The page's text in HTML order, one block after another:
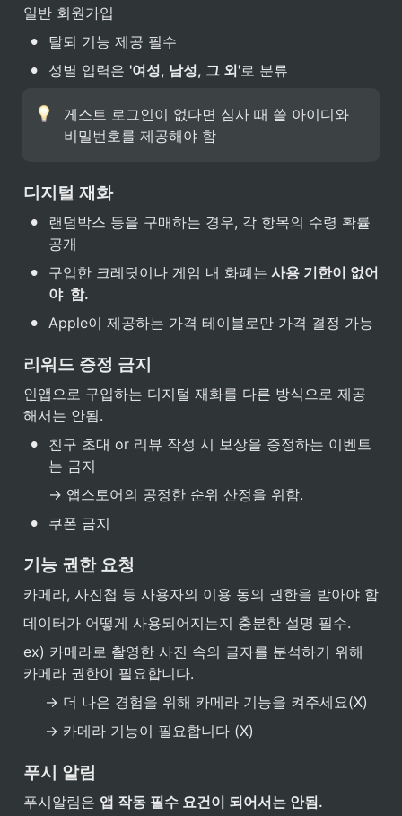
일반 회원가입
• 탈퇴 기능 제공 필수
• 성별 입력은 '여성, 남성, 그 외'로 분류
게스트 로그인이 없다면 심사 때 쓸 아이디와
비밀번호를 제공해야 함
디지털 재화
•
랜덤박스 등을 구매하는 경우, 각 항목의 수령 확률
공개
• 구입한 크레딧이나 게임 내 화폐는 사용 기한이 없어
야  함.
• Apple이 제공하는 가격 테이블로만 가격 결정 가능
리워드 증정 금지
인앱으로 구입하는 디지털 재화를 다른 방식으로 제공
해서는 안됨.
•
친구 초대 or 리뷰 작성 시 보상을 증정하는 이벤트
는 금지
→ 앱스토어의 공정한 순위 산정을 위함.
• 쿠폰 금지
기능 권한 요청
카메라, 사진첩 등 사용자의 이용 동의 권한을 받아야 함
데이터가 어떻게 사용되어지는지 충분한 설명 필수.
ex) 카메라로 촬영한 사진 속의 글자를 분석하기 위해
카메라 권한이 필요합니다.
→ 더 나은 경험을 위해 카메라 기능을 켜주세요(X)
→ 카메라 기능이 필요합니다 (X)
푸시 알림
푸시알림은 앱 작동 필수 요건이 되어서는 안됨.